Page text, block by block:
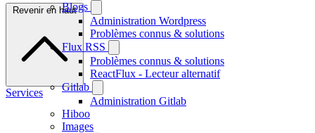
Blogs
Administration Wordpress
Problèmes connus & solutions
Flux RSS
Problèmes connus & solutions
ReactFlux - Lecteur alternatif
Gitlab
Administration Gitlab
Hiboo
Images
Revenir en haut
Services